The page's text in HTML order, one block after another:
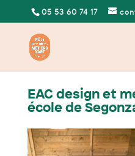
05 53 60 74 17
EAC design et
école de